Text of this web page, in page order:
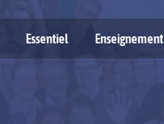
Essentiel Enseignement